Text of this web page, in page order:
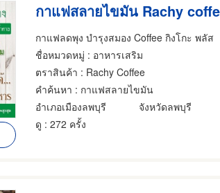
กาแฟลดพุง บำรุงสมอง Coffee กิงโกะ พลัส
ชื่อหมวดหมู่ : อาหารเสริม
ตราสินค้า : Rachy Coffee
คำค้นหา : กาแฟสลายไขมัน
อำเภอเมืองลพบุรี
จังหวัดลพบุรี
ดู : 272 ครั้ง